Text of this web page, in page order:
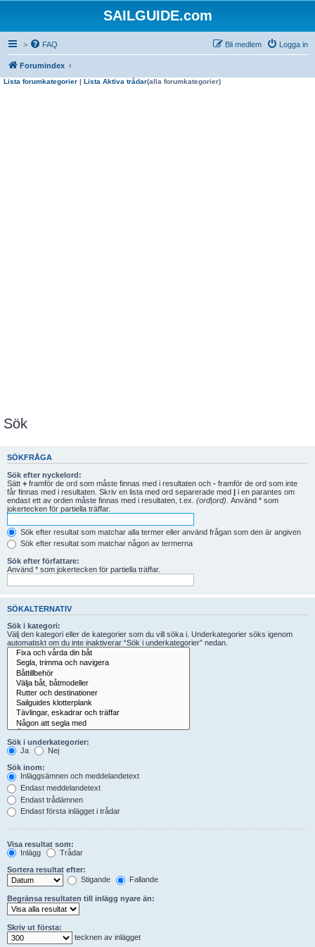
SAILGUIDE.com
> FAQ Logga in
Bli medlem
Forumindex
Lista forumkategorier | Lista Aktiva trådar(alla forumkategorier)
Sök
SÖKFRÅGA
Sök efter nyckelord:
Sätt + framför de ord som måste finnas med i resultaten och - framför de ord som inte
får finnas med i resultaten. Skriv en lista med ord separerade med | i en parantes om
endast ett av orden måste finnas med i resultaten, t.ex. (ord|ord) . Använd * som
jokertecken för partiella träffar.
Sök efter resultat som matchar alla termer eller använd frågan som den är angiven
Sök efter resultat som matchar någon av termerna
Sök efter författare:
Använd * som jokertecken för partiella träffar.
SÖKALTERNATIV
Sök i kategori:
Välj den kategori eller de kategorier som du vill söka i. Underkategorier söks igenom
automatiskt om du inte inaktiverar “Sök i underkategorier” nedan.
Sök i underkategorier:
Ja
Nej
Sök inom:
Inläggsämnen och meddelandetext
Endast meddelandetext
Endast trådämnen
Endast första inlägget i trådar
Visa resultat som:
Inlägg
Trådar
Sortera resultat efter:
Stigande
Fallande
Begränsa resultaten till inlägg nyare än:
Skriv ut första:
tecknen av inlägget